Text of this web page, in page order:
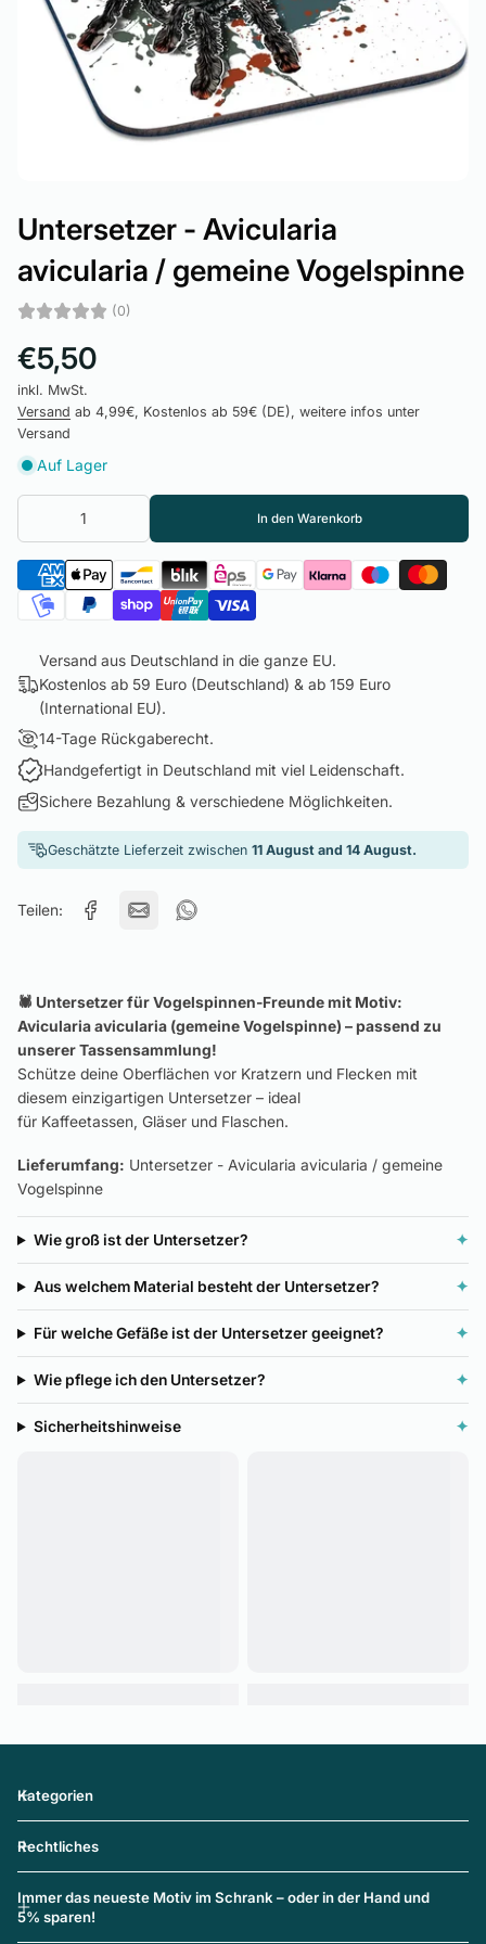
Untersetzer - Avicularia
avicularia / gemeine Vogelspinne
(0)
€5,50
inkl. MwSt.
Versand ab 4,99€, Kostenlos ab 59€ (DE), weitere infos unter
Versand
Auf Lager
In den Warenkorb
Versand aus Deutschland in die ganze EU.
Kostenlos ab 59 Euro (Deutschland) & ab 159 Euro
(International EU).
14-Tage Rückgaberecht.
Handgefertigt in Deutschland mit viel Leidenschaft.
Sichere Bezahlung & verschiedene Möglichkeiten.
Geschätzte Lieferzeit zwischen 11 August and 14 August.
Teilen:
🕷️ Untersetzer für Vogelspinnen-Freunde mit Motiv:
Avicularia avicularia (gemeine Vogelspinne) – passend zu
unserer Tassensammlung!
Schütze deine Oberflächen vor Kratzern und Flecken mit
diesem einzigartigen Untersetzer – ideal
für Kaffeetassen, Gläser und Flaschen.
Lieferumfang: Untersetzer - Avicularia avicularia / gemeine
Vogelspinne
Wie groß ist der Untersetzer? ✦
Aus welchem Material besteht der Untersetzer? ✦
Für welche Gefäße ist der Untersetzer geeignet? ✦
Wie pflege ich den Untersetzer? ✦
Sicherheitshinweise ✦
Kategorien
Rechtliches
Immer das neueste Motiv im Schrank – oder in der Hand und
5% sparen!